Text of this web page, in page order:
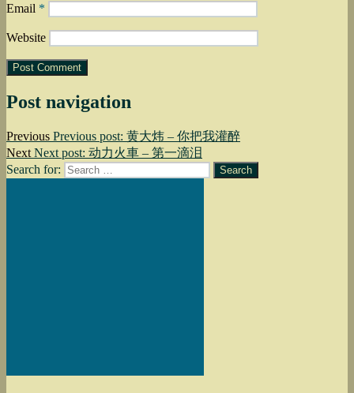
Email *
Website
Post navigation
Previous Previous post: 黄大炜 – 你把我灌醉
Next Next post: 动力火車 – 第一滴泪
Search for:
Search